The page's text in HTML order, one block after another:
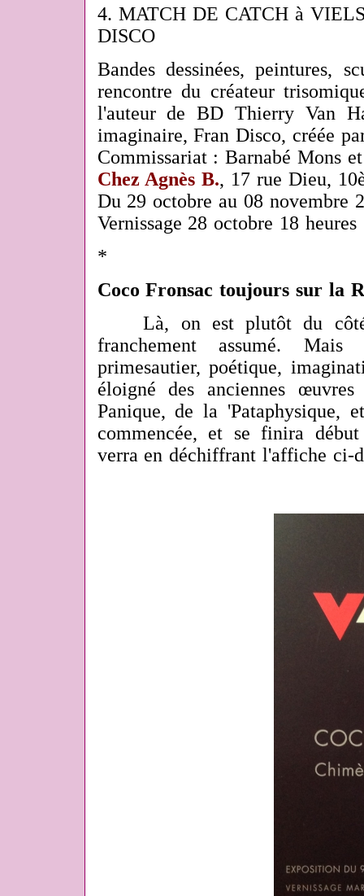
4. MATCH DE CATCH à
DISCO
Bandes dessinées, peintures,
rencontre du créateur
l'auteur de BD Thierry Van
imaginaire, Fran Disco, créée
Commissariat : Barnabé Mons
Chez Agnès B., 17 rue Dieu,
Du 29 octobre au 08 novembre
Vernissage 28 octobre 18 heures
*
Coco Fronsac toujours sur la
Là, on est plutôt du
franchement assumé. Mais
primesautier, poétique,
éloigné des anciennes
Panique, de la 'Pataphysique,
commencée, et se finira
verra en déchiffrant l'affiche ci-